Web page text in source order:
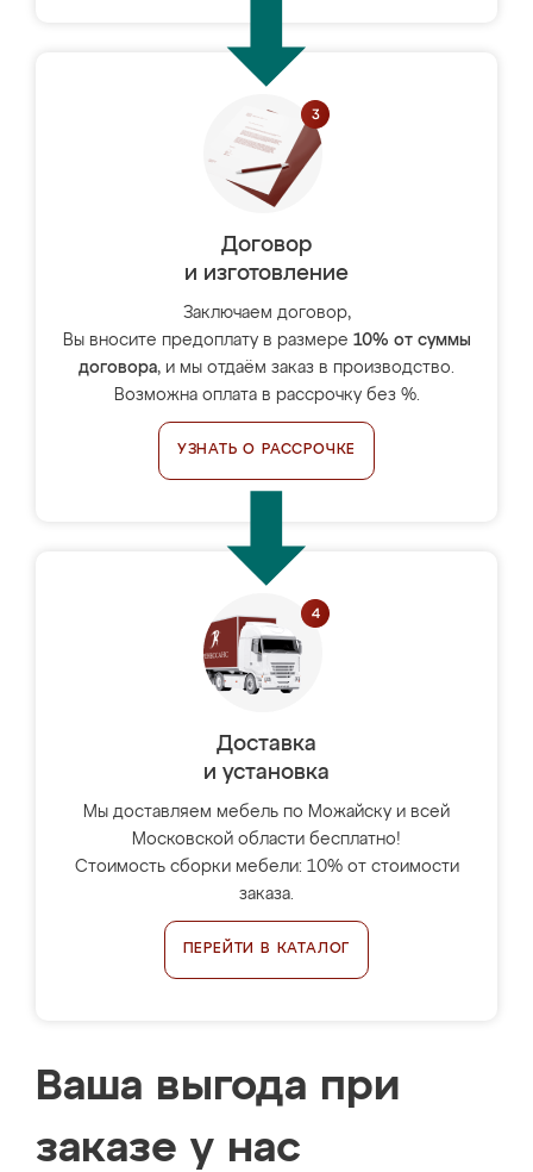
Договор
и изготовление
Заключаем договор,
Вы вносите предоплату в размере 10% от суммы
договора, и мы отдаём заказ в производство.
Возможна оплата в рассрочку без %.
УЗНАТЬ О РАССРОЧКЕ
Доставка
и установка
Мы доставляем мебель по Можайску и всей
Московской области бесплатно!
Стоимость сборки мебели: 10% от стоимости
заказа.
ПЕРЕЙТИ В КАТАЛОГ
Ваша выгода при
заказе у нас